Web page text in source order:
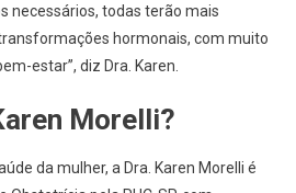
necessários, todas terão mais
hormonais, com muito
estar”, diz Dra. Karen.
Morelli?
da mulher, a Dra. Karen Morelli é